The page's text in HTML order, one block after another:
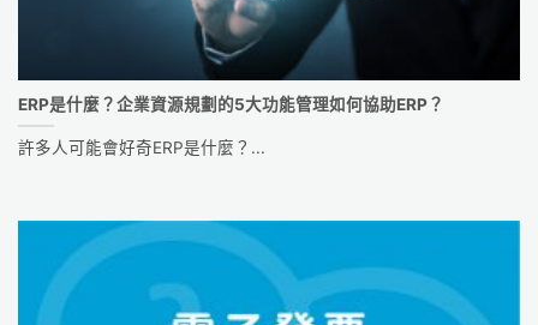
ERP是什麼？企業資源規劃的5大功能管理如何協助ERP？
許多人可能會好奇ERP是什麼？...